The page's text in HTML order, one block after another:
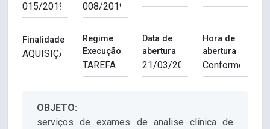
Finalidade
Regime
Execução
Data de
abertura
Hora de
abertura
OBJETO:
serviços de exames de analise clínica de